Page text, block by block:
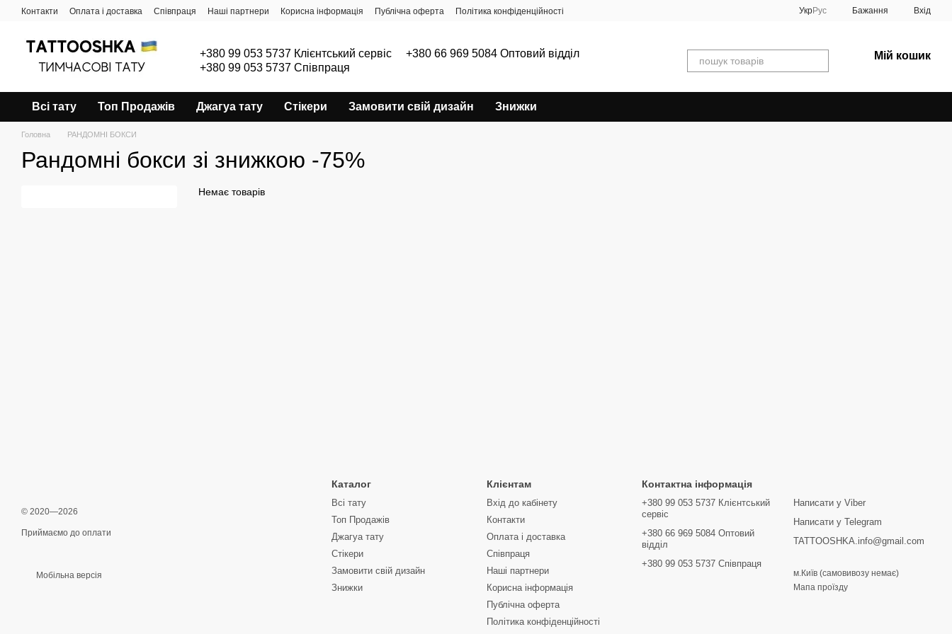
Перейти до основного контенту
Контакти Оплата і доставка Співпраця Наші партнери Корисна інформація Публічна оферта Політика конфіденційності УкрРус Бажання Вхід
+380 99 053 5737 Клієнтський сервіс
+380 66 969 5084 Оптовий відділ
+380 99 053 5737 Співпраця
Мій кошик
Всі тату Топ Продажів Джагуа тату Стікери Замовити свій дизайн Знижки
Головна РАНДОМНІ БОКСИ
Рандомні бокси зі знижкою -75%
Немає товарів
© 2020—2026
Приймаємо до оплати
Мобільна версія
Каталог
Всі тату
Топ Продажів
Джагуа тату
Стікери
Замовити свій дизайн
Знижки
Клієнтам
Вхід до кабінету
Контакти
Оплата і доставка
Співпраця
Наші партнери
Корисна інформація
Публічна оферта
Політика конфіденційності
Контактна інформація
+380 99 053 5737 Клієнтський
сервіс
+380 66 969 5084 Оптовий
відділ
+380 99 053 5737 Співпраця
Написати у Viber
Написати у Telegram
TATTOOSHKA.info@gmail.com
м.Київ (самовивозу немає)
Мапа проїзду